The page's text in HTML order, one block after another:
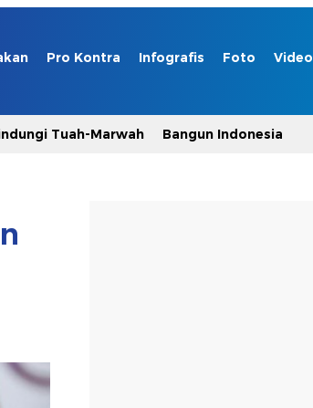
Pro Kontra Infografis Foto Video
Tuah-Marwah Bangun Indonesia